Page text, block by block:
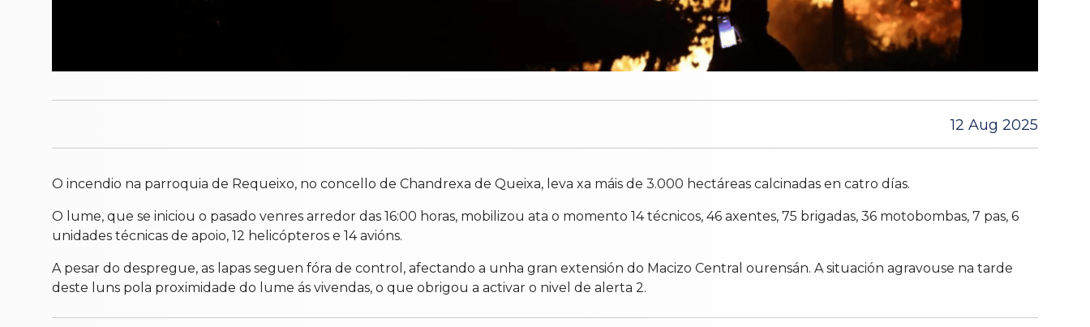
12 Aug 2025
O incendio na parroquia de Requeixo, no concello de Chandrexa de Queixa, leva xa máis de 3.000 hectáreas calcinadas en catro días.
O lume, que se iniciou o pasado venres arredor das 16:00 horas, mobilizou ata o momento 14 técnicos, 46 axentes, 75 brigadas, 36 motobombas, 7 pas, 6
unidades técnicas de apoio, 12 helicópteros e 14 avións.
A pesar do despregue, as lapas seguen fóra de control, afectando a unha gran extensión do Macizo Central ourensán. A situación agravouse na tarde
deste luns pola proximidade do lume ás vivendas, o que obrigou a activar o nivel de alerta 2.